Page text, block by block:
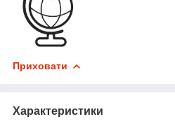
Приховати
Характеристики